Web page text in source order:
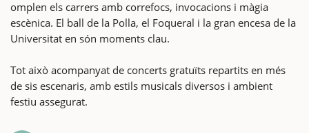
omplen els carrers amb correfocs, invocacions i màgia
escènica. El ball de la Polla, el Foqueral i la gran encesa de la
Universitat en són moments clau.
Tot això acompanyat de concerts gratuïts repartits en més
de sis escenaris, amb estils musicals diversos i ambient
festiu assegurat.